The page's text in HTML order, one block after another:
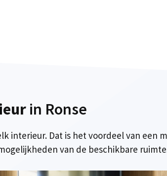
in Ronse
interieur. Dat is het voordeel van een
van de beschikbare